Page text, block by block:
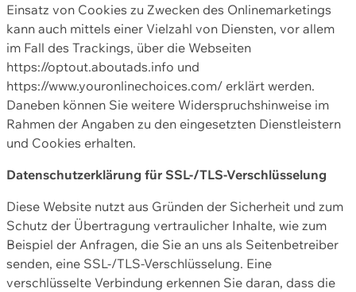
Einsatz von Cookies zu Zwecken des Onlinemarketings
kann auch mittels einer Vielzahl von Diensten, vor allem
im Fall des Trackings, über die Webseiten
https://optout.aboutads.info und
https://www.youronlinechoices.com/ erklärt werden.
Daneben können Sie weitere Widerspruchshinweise im
Rahmen der Angaben zu den eingesetzten Dienstleistern
und Cookies erhalten.
Datenschutzerklärung für SSL-/TLS-Verschlüsselung
Diese Website nutzt aus Gründen der Sicherheit und zum
Schutz der Übertragung vertraulicher Inhalte, wie zum
Beispiel der Anfragen, die Sie an uns als Seitenbetreiber
senden, eine SSL-/TLS-Verschlüsselung. Eine
verschlüsselte Verbindung erkennen Sie daran, dass die